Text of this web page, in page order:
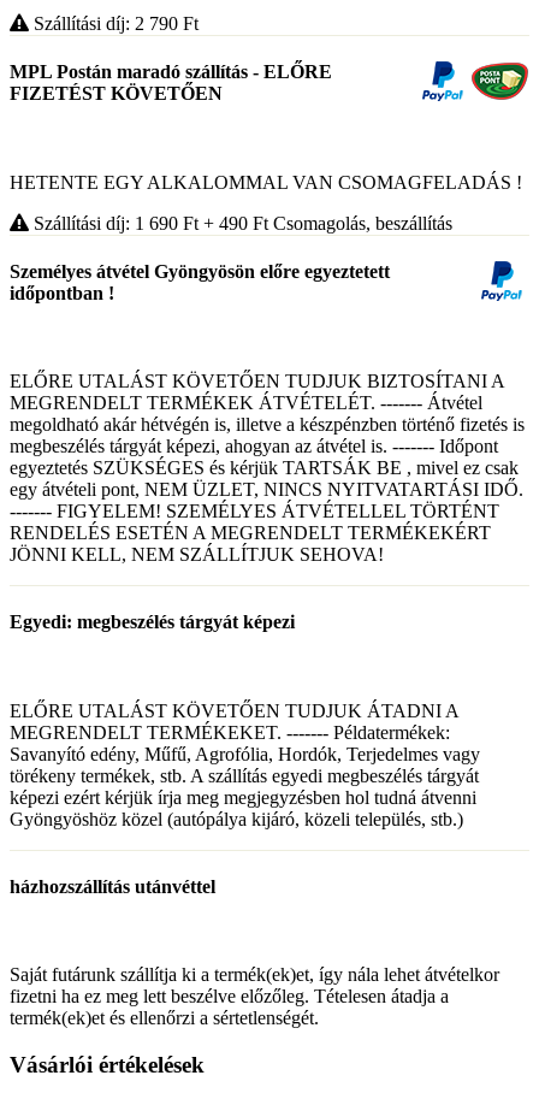
Szállítási díj: 2 790 Ft
MPL Postán maradó szállítás - ELŐRE
FIZETÉST KÖVETŐEN
HETENTE EGY ALKALOMMAL VAN CSOMAGFELADÁS !
Szállítási díj: 1 690 Ft + 490 Ft Csomagolás, beszállítás
Személyes átvétel Gyöngyösön előre egyeztetett
időpontban !
ELŐRE UTALÁST KÖVETŐEN TUDJUK BIZTOSÍTANI A
MEGRENDELT TERMÉKEK ÁTVÉTELÉT. ------- Átvétel
megoldható akár hétvégén is, illetve a készpénzben történő fizetés is
megbeszélés tárgyát képezi, ahogyan az átvétel is. ------- Időpont
egyeztetés SZÜKSÉGES és kérjük TARTSÁK BE , mivel ez csak
egy átvételi pont, NEM ÜZLET, NINCS NYITVATARTÁSI IDŐ.
------- FIGYELEM! SZEMÉLYES ÁTVÉTELLEL TÖRTÉNT
RENDELÉS ESETÉN A MEGRENDELT TERMÉKEKÉRT
JÖNNI KELL, NEM SZÁLLÍTJUK SEHOVA!
Egyedi: megbeszélés tárgyát képezi
ELŐRE UTALÁST KÖVETŐEN TUDJUK ÁTADNI A
MEGRENDELT TERMÉKEKET. ------- Példatermékek:
Savanyító edény, Műfű, Agrofólia, Hordók, Terjedelmes vagy
törékeny termékek, stb. A szállítás egyedi megbeszélés tárgyát
képezi ezért kérjük írja meg megjegyzésben hol tudná átvenni
Gyöngyöshöz közel (autópálya kijáró, közeli település, stb.)
házhozszállítás utánvéttel
Saját futárunk szállítja ki a termék(ek)et, így nála lehet átvételkor
fizetni ha ez meg lett beszélve előzőleg. Tételesen átadja a
termék(ek)et és ellenőrzi a sértetlenségét.
Vásárlói értékelések